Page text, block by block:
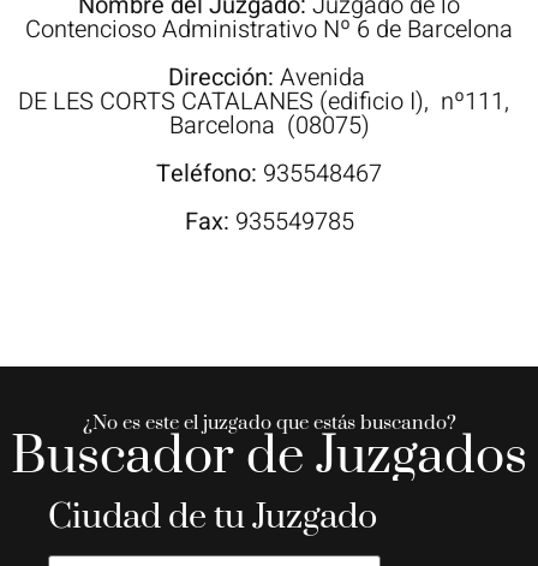
Contencioso Administrativo Nº 6 de Barcelona
Dirección: Avenida
DE LES CORTS CATALANES (edificio I), nº111,
Barcelona (08075)
Teléfono: 935548467
Fax: 935549785
¿No es este el juzgado que estás buscando?
Buscador de Juzgados
Ciudad de tu Juzgado